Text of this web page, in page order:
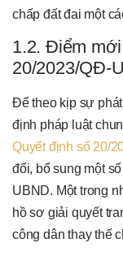
chấp đất đai một
1.2. Điểm
20/2023/QĐ-
Để theo kịp sự
định pháp luật
Quyết định số 20/
đổi, bổ sung một
UBND. Một trong
hồ sơ giải quyết
công dân thay thế